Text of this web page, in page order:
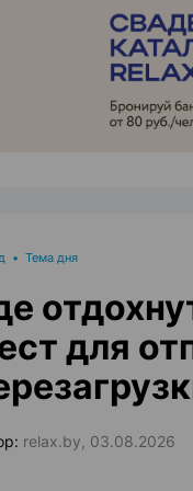
• Тема дня
для
relax.by, 03.08.2026